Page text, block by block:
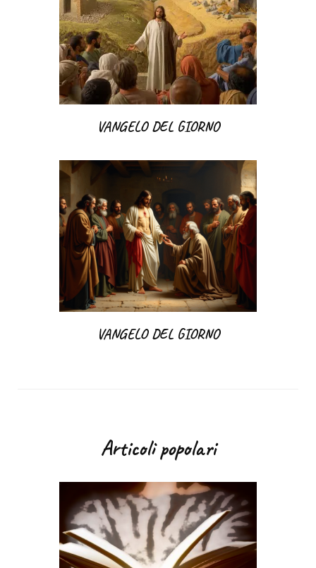
VANGELO DEL GIORNO
VANGELO DEL GIORNO
Articoli popolari